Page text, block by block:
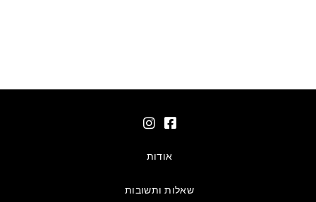
אודות
שאלות ותשובות